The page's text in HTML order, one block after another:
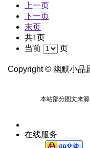
上一页
下一页
末页
共1页
当前
页
Copyright © 幽默小品
本站部分图文来
在线服务